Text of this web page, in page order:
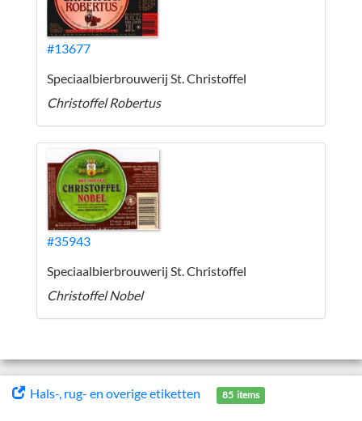
#13677
Speciaalbierbrouwerij St. Christoffel
Christoffel Robertus
#35943
Speciaalbierbrouwerij St. Christoffel
Christoffel Nobel
Hals-, rug- en overige etiketten 85 items